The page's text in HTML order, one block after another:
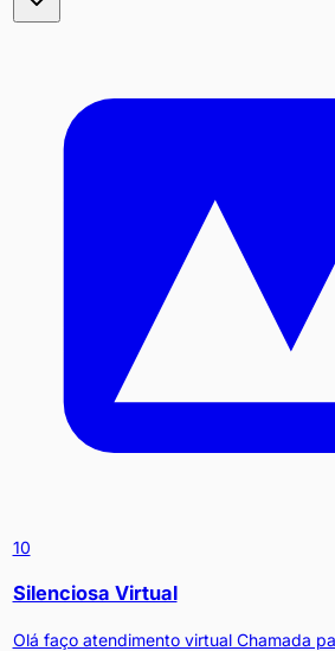
10
Silenciosa Virtual
Olá faço atendimento virtual Chamada